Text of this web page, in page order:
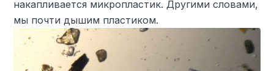
накапливается микропластик. Другими словами,
мы почти дышим пластиком.